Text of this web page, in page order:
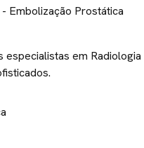
em